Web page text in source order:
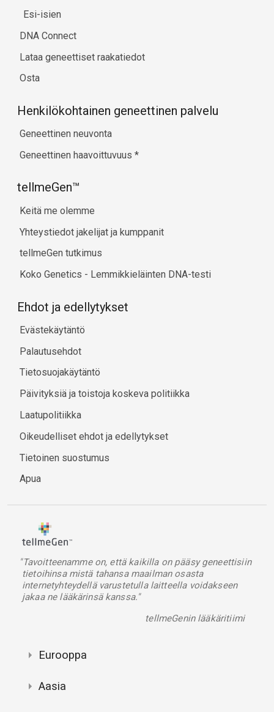
Esi-isien
DNA Connect
Lataa geneettiset raakatiedot
Osta
Henkilökohtainen geneettinen palvelu
Geneettinen neuvonta
Geneettinen haavoittuvuus *
tellmeGen™
Keitä me olemme
Yhteystiedot jakelijat ja kumppanit
tellmeGen tutkimus
Koko Genetics - Lemmikkieläinten DNA-testi
Ehdot ja edellytykset
Evästekäytäntö
Palautusehdot
Tietosuojakäytäntö
Päivityksiä ja toistoja koskeva politiikka
Laatupolitiikka
Oikeudelliset ehdot ja edellytykset
Tietoinen suostumus
Apua
"Tavoitteenamme on, että kaikilla on pääsy geneettisiin
tietoihinsa mistä tahansa maailman osasta
internetyhteydellä varustetulla laitteella voidakseen
jakaa ne lääkärinsä kanssa."
tellmeGenin lääkäritiimi
Eurooppa
Aasia